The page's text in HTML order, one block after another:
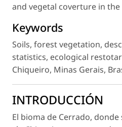
and vegetal coverture in the
Keywords
Soils, forest vegetation,
statistics, ecological
Chiqueiro, Minas Gerais,
INTRODUCCIÓN
El bioma de Cerrado, donde